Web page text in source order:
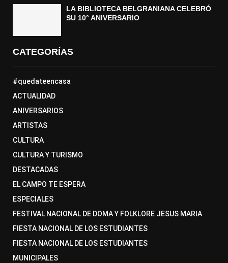
LA BIBLIOTECA BELGRANIANA CELEBRÓ
SU 10° ANIVERSARIO
CATEGORÍAS
#quedateencasa
ACTUALIDAD
ANIVERSARIOS
ARTISTAS
CULTURA
CULTURA Y TURISMO
DESTACADAS
EL CAMPO TE ESPERA
ESPECIALES
FESTIVAL NACIONAL DE DOMA Y FOLKLORE JESUS MARIA
FIESTA NACIONAL DE LOS ESTUDIANTES
FIESTA NACIONAL DE LOS ESTUDIANTES
MUNICIPALES